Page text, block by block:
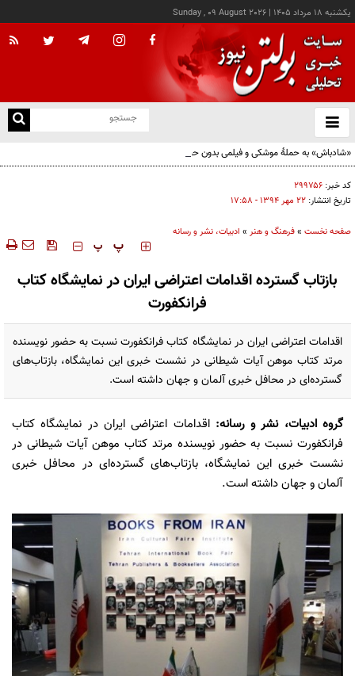
يکشنبه ۱۸ مرداد ۱۴۰۵ |
Sunday , 09 August 2026
باز
و
«شادباش» به حملۀ موشکی و فیلمی بدون حجاب؛ روایت تناقض‌های محسن قرایی
کد خبر: ۲۹۹۷۵۶
تاریخ انتشار: ۲۲ مهر ۱۳۹۴ - ۱۷:۵۸
صفحه نخست »فرهنگ و هنر » ادبیات، نشر و رسانه
‍‍‍ پ پ
بازتاب گسترده اقدامات اعتراضی ایران در نمایشگاه کتاب
فرانکفورت
اقدامات اعتراضی ایران در نمایشگاه کتاب فرانکفورت نسبت به حضور نویسنده
مرتد کتاب موهن آیات شیطانی در نشست خبری این نمایشگاه، بازتاب‌های
گسترده‌ای در محافل خبری آلمان و جهان داشته است.
گروه ادبیات،‌ نشر و رسانه: اقدامات اعتراضی ایران در نمایشگاه کتاب
فرانکفورت نسبت به حضور نویسنده مرتد کتاب موهن آیات شیطانی در
نشست خبری این نمایشگاه، بازتاب‌های گسترده‌ای در محافل خبری
آلمان و جهان داشته است.